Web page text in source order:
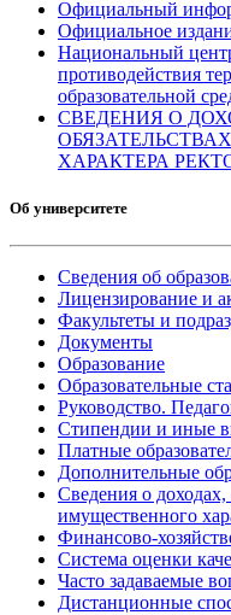
Официальный
Официальное
Национальный
противодействия
образовательной
СВЕДЕНИЯ О
ХАРАКТЕРА
Об университете
Сведения об
Лицензирование и
Факультеты и
Документы
Образование
Образовательные
Руководство.
Стипендии и иные
Платные
Дополнительные
Сведения о доходах,
имущественного
Финансово-
Система оценки
Часто задаваемые
Дистанционные